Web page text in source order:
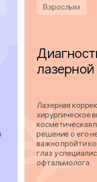
Взрослым
Лазерная
хирургическое
косметическая
решение о его
важно пройти
глаз у
офтальмолога.